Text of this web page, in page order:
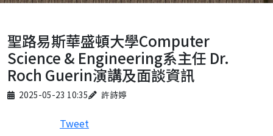
聖路易斯華盛頓大學Computer
Science & Engineering系主任 Dr.
Roch Guerin演講及面談資訊
Published on
2025-05-23 10:35
Author 許詩婷
Tweet